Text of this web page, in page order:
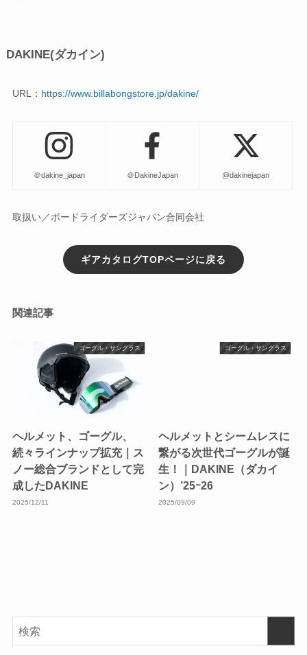
DAKINE(ダカイン)
URL： https://www.billabongstore.jp/dakine/
＠dakine_japan ＠DakineJapan @dakinejapan
取扱い／ボードライダーズジャパン合同会社
ギアカタログTOPページに戻る
関連記事
ゴーグル・サングラス
ヘルメット、ゴーグル、
続々ラインナップ拡充｜ス
ノー総合ブランドとして完
成したDAKINE
2025/12/11
ゴーグル・サングラス
ヘルメットとシームレスに
繋がる次世代ゴーグルが誕
生！｜DAKINE（ダカイ
ン）’25ｰ26
2025/09/09